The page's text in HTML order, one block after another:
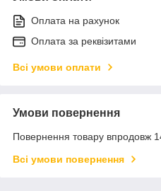
Оплата на рахунок
Оплата за реквізитами
Всі умови оплати
Умови повернення
Повернення товару впродовж
Всі умови повернення